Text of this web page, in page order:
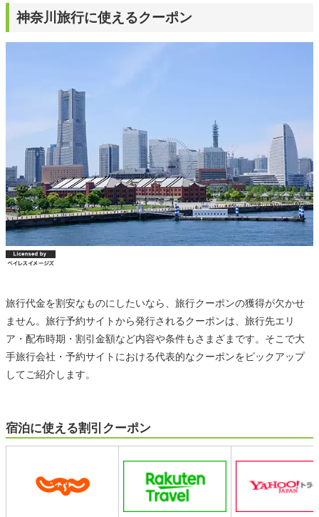
神奈川旅行に使えるクーポン
旅行代金を割安なものにしたいなら、旅行クーポンの獲得が欠かせ
ません。旅行予約サイトから発行されるクーポンは、旅行先エリ
ア・配布時期・割引金額など内容や条件もさまざまです。そこで大
手旅行会社・予約サイトにおける代表的なクーポンをピックアップ
してご紹介します。
宿泊に使える割引クーポン